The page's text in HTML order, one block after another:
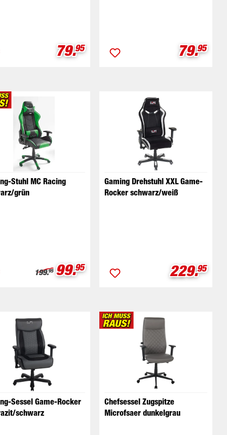
Verkaufspreis:
79.95 79.95
Stuhl MC Racing
grün
Regulärer Preis:
199.95 Verkaufspreis:
99.95
Gaming Drehstuhl XXL Game-
Rocker schwarz/weiß
229.95
Sessel Game-Rocker
schwarz
Chefsessel Zugspitze
Microfsaer dunkelgrau